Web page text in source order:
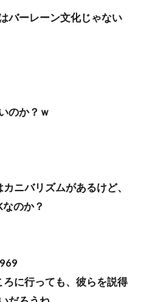
バーレーン文化じゃない
のか？ｗ
ニバリズムがあるけど、
のか？
ろに行っても、彼らを説得